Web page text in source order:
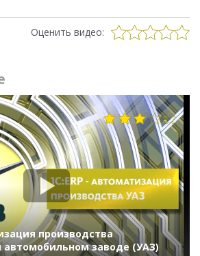
Оценить видео:
производства
автомобильном заводе (УАЗ)